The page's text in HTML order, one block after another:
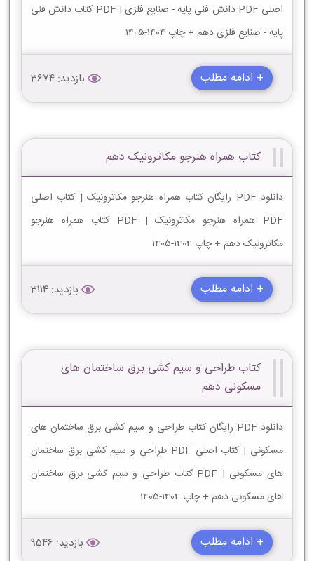
اصلی PDF دانش فنی پایه - صنایع فلزی | PDF کتاب دانش فنی
پایه - صنایع فلزی دهم + چاپ 1404-1405
+ ادامه مطلب بازدید: 3674
کتاب همراه هنرجو مکاترونیک دهم
دانلود PDF رایگان کتاب همراه هنرجو مکاترونیک | کتاب اصلی
PDF همراه هنرجو مکاترونیک | PDF کتاب همراه هنرجو
مکاترونیک دهم + چاپ 1404-1405
+ ادامه مطلب بازدید: 3114
کتاب طراحی و سیم کشی برق ساختمان های
مسکونی دهم
دانلود PDF رایگان کتاب طراحی و سیم کشی برق ساختمان های
مسکونی | کتاب اصلی PDF طراحی و سیم کشی برق ساختمان
های مسکونی | PDF کتاب طراحی و سیم کشی برق ساختمان
های مسکونی دهم + چاپ 1404-1405
+ ادامه مطلب بازدید: 9546